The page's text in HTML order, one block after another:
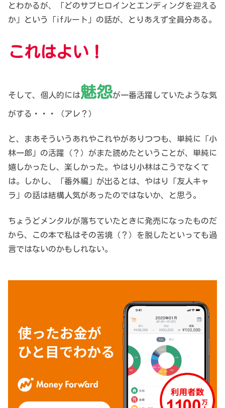
とわかるが、「どのサブヒロインとエンディングを迎える
か」という「ifルート」の話が、とりあえず全員分ある。
これはよい！
そして、個人的には魅怨が一番活躍していたような気
がする・・・（アレ？）
と、まあそういうあれやこれやがありつつも、単純に「小
林一郎」の活躍（？）がまた読めたということが、単純に
嬉しかったし、楽しかった。やはり小林はこうでなくて
は。しかし、「番外編」が出るとは、やはり「友人キャ
ラ」の話は結構人気があったのではないか、と思う。
ちょうどメンタルが落ちていたときに発売になったものだ
から、この本で私はその苦境（？）を脱したといっても過
言ではないのかもしれない。